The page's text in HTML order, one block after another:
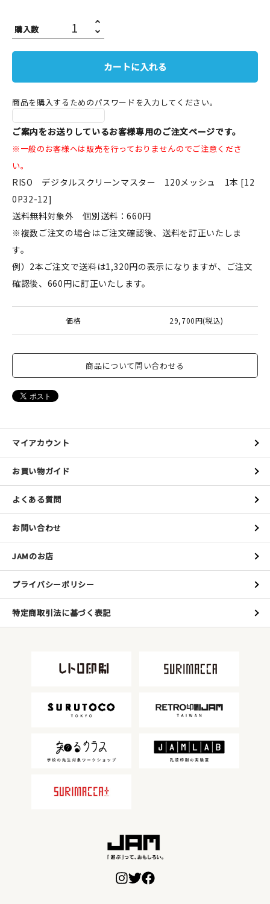
雑貨
本
文房具
JAMグッズ
台湾グッズ
在庫限り
おすすめ特集
読みもの
イベント・ワークショップ
ログイン
マイアカウント
カートを見る
お買い物ガイド
よくある質問
お問い合わせ
購入数
カートに入れる
商品を購入するためのパスワードを入力してください。
ご案内をお送りしているお客様専用のご注文ページです。
※一般のお客様へは販売を行っておりませんのでご注意くださ
い。
RISO デジタルスクリーンマスター 120メッシュ 1本 [12
0P32-12]
送料無料対象外 個別送料：660円
※複数ご注文の場合はご注文確認後、送料を訂正いたしま
す。
例）2本ご注文で送料は1,320円の表示になりますが、ご注文
確認後、660円に訂正いたします。
価格 29,700円(税込)
商品について問い合わせる
マイアカウント
お買い物ガイド
よくある質問
お問い合わせ
JAMのお店
プライバシーポリシー
特定商取引法に基づく表記